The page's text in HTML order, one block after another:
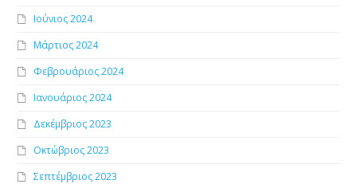
Ιούνιος 2024
Μάρτιος 2024
Φεβρουάριος 2024
Ιανουάριος 2024
Δεκέμβριος 2023
Οκτώβριος 2023
Σεπτέμβριος 2023